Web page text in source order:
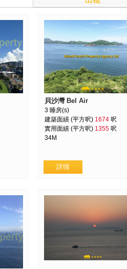
貝沙灣 Bel Air
3 睡房(s)
建築面績 (平方呎) 1674 呎
實用面績 (平方呎) 1355 呎
34M